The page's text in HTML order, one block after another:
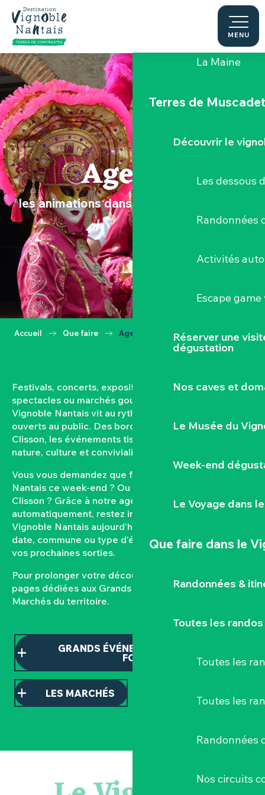
Aller
contenu
principal
MENU
Le "Porte-
La Maine
Terres de Muscadet
Découvrir le
Les dessous
Randonnées
Activités
Escape
Réserver une
dégustation
Nos caves et
Le Musée du
Week-end
Le Voyage dans
Que faire dans le
Randonnées &
Toutes les randos
Toutes les
Toutes les
Randonnées
Nos circuits
Agenda
les animations dans le Vignoble Nantais
Accueil Que faire Agenda
Festivals, concerts, expositions, vendanges,
spectacles ou marchés gourmands… Toute l’année, le
Vignoble Nantais vit au rythme de ses rendez-vous
ouverts au public. Des bords de Loire aux coteaux de
Clisson, les événements tissent un lien fort entre
nature, culture et convivialité.
Vous vous demandez que faire dans le Vignoble
Nantais ce week-end ? Ou quel est l’agenda de
Clisson ? Grâce à notre agenda mis à jour
automatiquement, restez informés des sorties dans le
Vignoble Nantais aujourd’hui et à venir. Filtrez par
date, commune ou type d’événement pour composer
vos prochaines sorties.
Pour prolonger votre découverte, consultez nos
pages dédiées aux Grands événements et aux
Marchés du territoire.
GRANDS ÉVÉNEMENTS ET TEMPS
FORTS
LES MARCHÉS
Les essentiels du Hellfest - Visite guidée du site